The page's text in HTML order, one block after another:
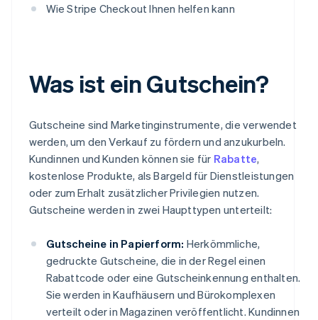
Wie Stripe Checkout Ihnen helfen kann
Was ist ein Gutschein?
Gutscheine sind Marketinginstrumente, die verwendet
werden, um den Verkauf zu fördern und anzukurbeln.
Kundinnen und Kunden können sie für Rabatte,
kostenlose Produkte, als Bargeld für Dienstleistungen
oder zum Erhalt zusätzlicher Privilegien nutzen.
Gutscheine werden in zwei Haupttypen unterteilt:
Gutscheine in Papierform: Herkömmliche,
gedruckte Gutscheine, die in der Regel einen
Rabattcode oder eine Gutscheinkennung enthalten.
Sie werden in Kaufhäusern und Bürokomplexen
verteilt oder in Magazinen veröffentlicht. Kundinnen